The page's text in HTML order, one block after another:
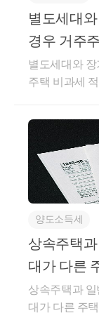
으로 소
② 법 제
에 상가
에 관하
주자는
신고서
다. 사실
(1) 청구
고,
기 바랍니다.○
세대가 주택
대차계약을
우, 해당 임대
의3에 따른 직
도인이 임차
지급 조건-
차계약 체결-
대료의 증가
약 체결2. 질
에 대한 임대
령」제155조
약으로 볼 수
직접02-6403-
공급하는 경
함하지 아니
나 수량, 인도
밖의 공급조
는 자에게 지
제45조제1항
에서 공제하
(외상거래 등
3항제6호에
란 재화 또는
트 또는 그 밖
적립받은 후
로 사용할 수
따라 별도의
통하여 그 밖
이 조에서 "마
상 공유)- KB
마을세무사-
획팀- ㈜iMBC
별도세대
경우 거주
비과세 가
별도세대와
주택 비과세
요 지별도세
도 장기임대
계와 같이, 별
택(B)과 ｢소
요건을 모두
는 1세대가 ｢
제2호의 요건
우에는 국내
니다.상세내
16. 4.15. A주
대차계약 갱신
양도소득세
상속주택
대가 다른 주택을 취득한 경우, 대체주택 비
과세 특례
상속주택과 일
대가 다른 주